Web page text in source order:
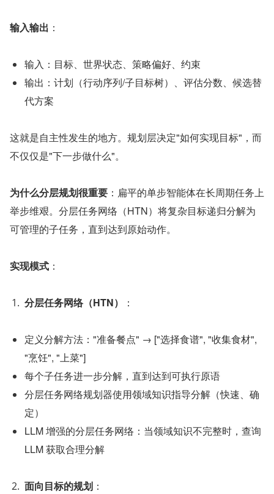
输入输出 ：
输入：目标、世界状态、策略偏好、约束
输出：计划（行动序列/子目标树）、评估分数、候选替
代方案
这就是自主性发生的地方。规划层决定"如何实现目标"，而
不仅仅是"下一步做什么"。
为什么分层规划很重要 ：扁平的单步智能体在长周期任务上
举步维艰。分层任务网络（HTN）将复杂目标递归分解为
可管理的子任务，直到达到原始动作。
实现模式 ：
分层任务网络（HTN） ：
定义分解方法："准备餐点" → ["选择食谱", "收集食材",
"烹饪", "上菜"]
每个子任务进一步分解，直到达到可执行原语
分层任务网络规划器使用领域知识指导分解（快速、确
定）
LLM 增强的分层任务网络：当领域知识不完整时，查询
LLM 获取合理分解
面向目标的规划 ：